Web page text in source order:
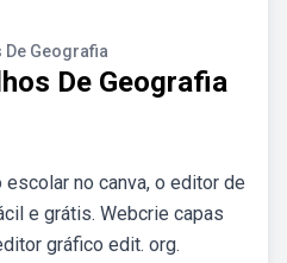
De Geografia
De Geografia
no canva, o editor de
e grátis. Webcrie capas
gráfico edit. org.